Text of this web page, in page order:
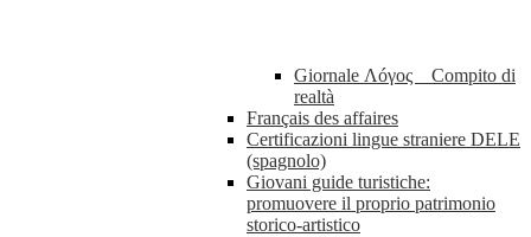
Giornale Λóγος _ Compito di
realtà
Français des affaires
Certificazioni lingue straniere DELE
(spagnolo)
Giovani guide turistiche:
promuovere il proprio patrimonio
storico-artistico